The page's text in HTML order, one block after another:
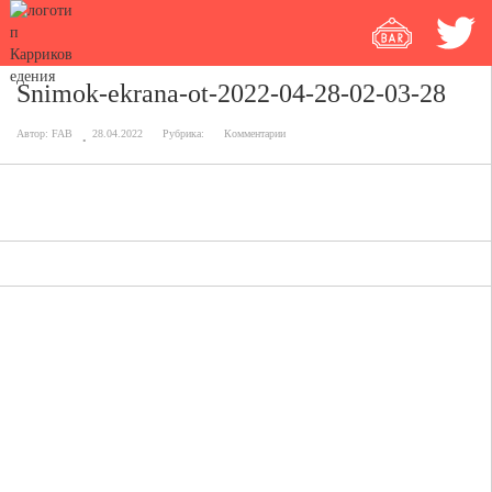
Snimok-ekrana-ot-2022-04-28-02-03-28
Автор: FAB 28.04.2022 Рубрика: Комментарии